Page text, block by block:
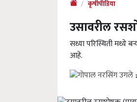
कृषीपीडिया
उसावरील
सध्या परिस्थिती मध्ये
आहे.